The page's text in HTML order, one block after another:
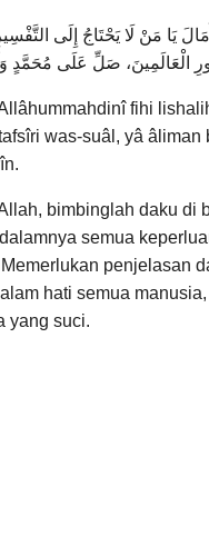
يَا مَنْ لَا يَحْتَاجُ إِلَى
الْعَالَمِينَ، صَلِّ عَلَى مُحَمَّدٍ
fihi
was-suâl, yâ âliman
bimbinglah daku di
semua
penjelasan
hati semua
yang suci.